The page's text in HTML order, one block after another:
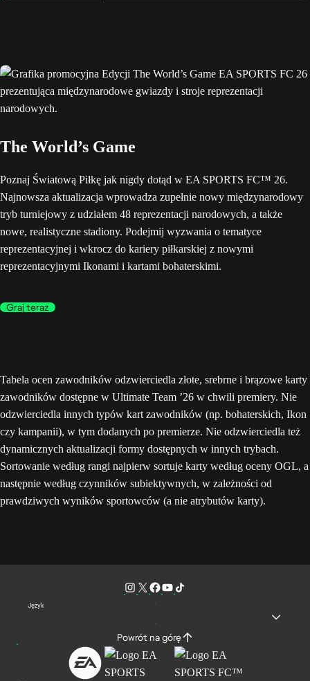
The World’s Game
Poznaj Światową Piłkę jak nigdy dotąd w EA SPORTS FC™ 26.
Najnowsza aktualizacja wprowadza zupełnie nowy międzynarodowy
tryb turniejowy z udziałem 48 reprezentacji narodowych, a także
nowe, realistyczne stadiony. Podejmij wyzwania o tematyce
reprezentacyjnej i wkrocz do kariery piłkarskiej z nowymi
reprezentacyjnymi Ikonami i kartami bohaterskimi.
Graj teraz
Tabela ocen zawodników odzwierciedla złote, srebrne i brązowe karty
zawodników dostępne w Ultimate Team ’26 w chwili premiery. Nie
odzwierciedla innych typów kart zawodników (np. bohaterskich, Ikon
czy kampanii), w tym dodanych po premierze. Nie odzwierciedla też
dynamicznych aktualizacji formy dostępnych w innych trybach.
Sortowanie według rangi najpierw sortuje karty według oceny OGL, a
następnie według czynników subiektywnych, w zależności od
prawdziwych wyników sportowców (a nie atrybutów karty).
Język
Powrót na górę